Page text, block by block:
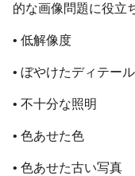
的な画像問題に役立
• 低解像度
• ぼやけたディテール
• 不十分な照明
• 色あせた色
• 色あせた古い写真